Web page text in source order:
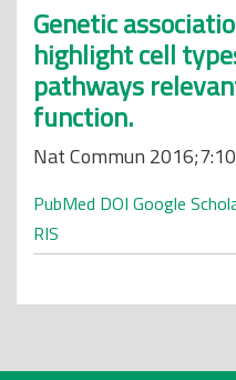
Genetic
highlight cell
pathways
function.
Nat Commun
PubMed DOI Google
RIS